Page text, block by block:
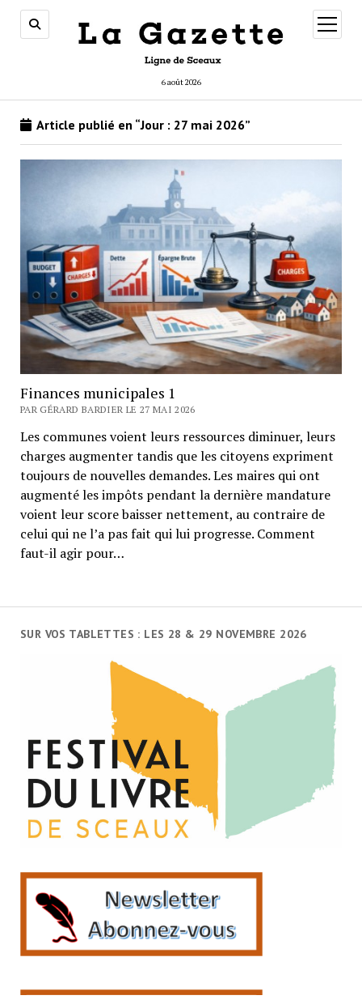
6 août 2026
ouvrir
menu
SUR VOS TABLETTES : LES 28 & 29 NOVEMBRE 2026
Article publié en “Jour : 27 mai 2026”
Finances municipales 1
PAR GÉRARD BARDIER LE 27 MAI 2026
Les communes voient leurs ressources diminuer, leurs
charges augmenter tandis que les citoyens expriment
toujours de nouvelles demandes. Les maires qui ont
augmenté les impôts pendant la dernière mandature
voient leur score baisser nettement, au contraire de
celui qui ne l’a pas fait qui lui progresse. Comment
faut-il agir pour…